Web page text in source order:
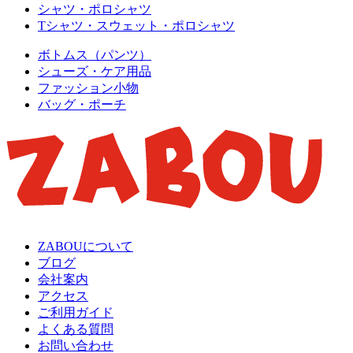
シャツ・ポロシャツ
Tシャツ・スウェット・ポロシャツ
ボトムス（パンツ）
シューズ・ケア用品
ファッション小物
バッグ・ポーチ
ZABOUについて
ブログ
会社案内
アクセス
ご利用ガイド
よくある質問
お問い合わせ